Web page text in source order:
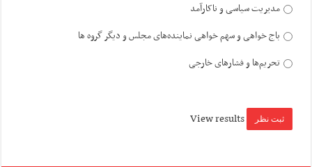
مدیریت سیاسی و ناکارآمد
باج خواهی و سهم خواهی نماینده‌های مجلس و دیگر گروه ها
تحریم‌ها و فشارهای خارجی
View results